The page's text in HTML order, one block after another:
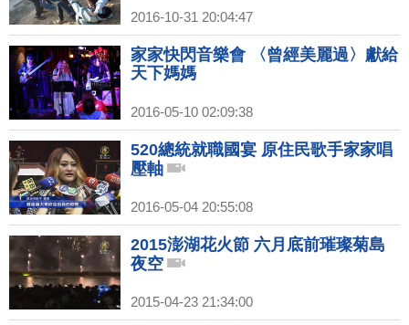
2016-10-31 20:04:47
家家快閃音樂會 〈曾經美麗過〉獻給
天下媽媽
2016-05-10 02:09:38
520總統就職國宴 原住民歌手家家唱
壓軸
2016-05-04 20:55:08
2015澎湖花火節 六月底前璀璨菊島
夜空
2015-04-23 21:34:00